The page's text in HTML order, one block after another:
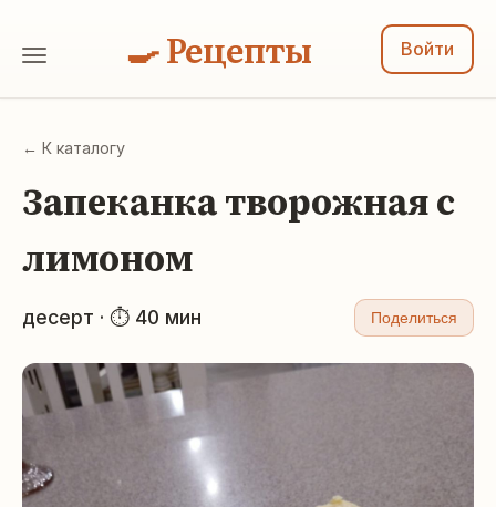
🍳 Рецепты Войти
← К каталогу
Запеканка творожная с
лимоном
десерт · ⏱ 40 мин Поделиться